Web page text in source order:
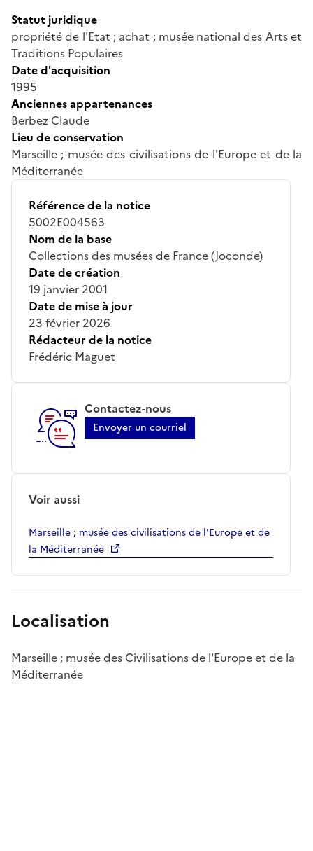
Statut juridique
propriété de l'Etat ; achat ; musée national des Arts et
Traditions Populaires
Date d'acquisition
1995
Anciennes appartenances
Berbez Claude
Lieu de conservation
Marseille ; musée des civilisations de l'Europe et de la
Méditerranée
Référence de la notice
5002E004563
Nom de la base
Collections des musées de France (Joconde)
Date de création
19 janvier 2001
Date de mise à jour
23 février 2026
Rédacteur de la notice
Frédéric Maguet
Contactez-nous
Envoyer un courriel
Voir aussi
Marseille ; musée des civilisations de l'Europe et de
la Méditerranée
Localisation
Marseille ; musée des Civilisations de l'Europe et de la
Méditerranée